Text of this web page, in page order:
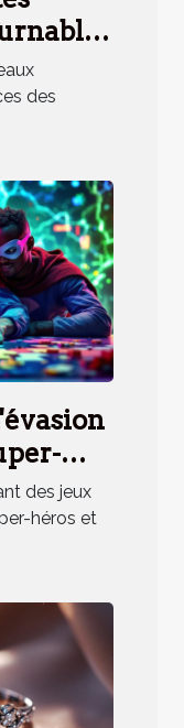
des
des jeux
héros et